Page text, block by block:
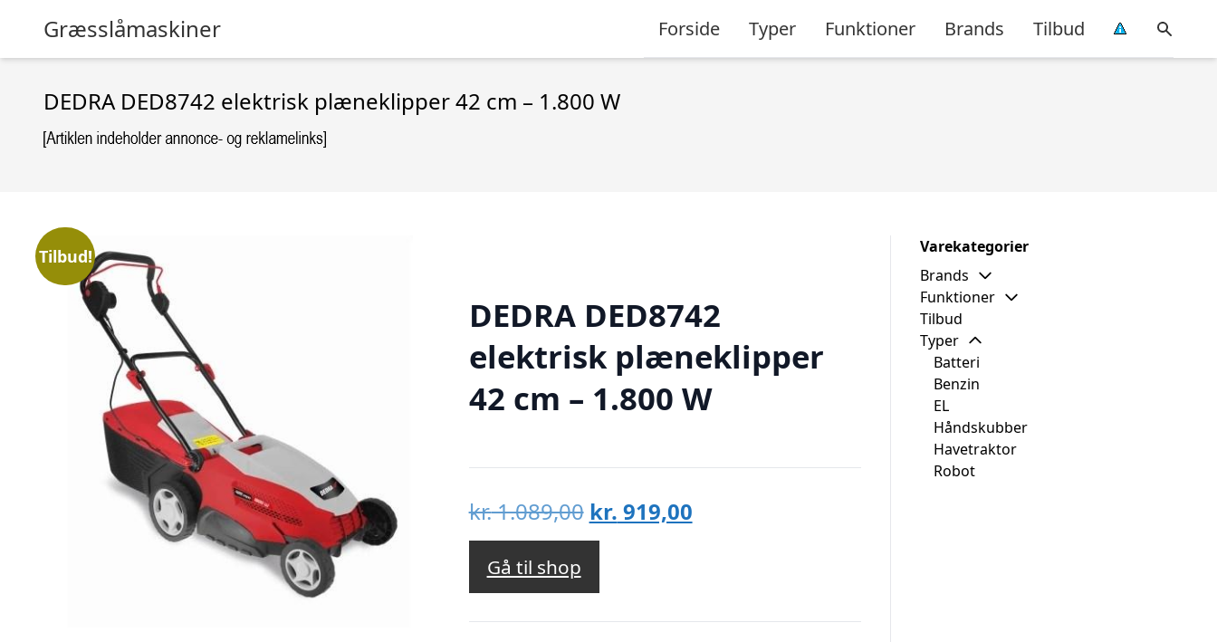
Græsslåmaskiner Forside Typer Funktioner Brands Tilbud
DEDRA DED8742 elektrisk plæneklipper 42 cm – 1.800 W
Tilbud!
DEDRA DED8742
elektrisk plæneklipper
42 cm – 1.800 W
kr.1.089,00 Den
oprindelige
var:
kr. 1.089,00.
kr. 919,00Den
kr. 919,00.
Gå til shop
Varekategorier
Brands
Funktioner
Tilbud
Typer
Batteri
Benzin
EL
Håndskubber
Havetraktor
Robot